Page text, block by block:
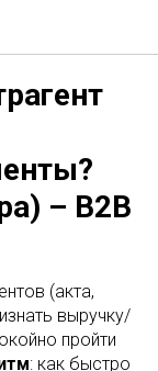
– B2B
(акта,
выручку/
пройти
: как быстро